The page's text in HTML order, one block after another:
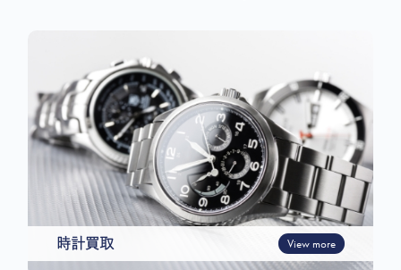
時計買取 View more